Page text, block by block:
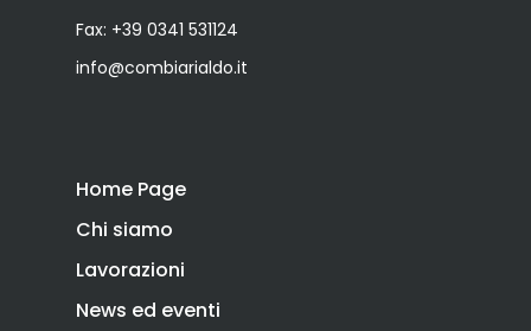
Fax: +39 0341 531124
info@combiarialdo.it
Home Page
Chi siamo
Lavorazioni
News ed eventi